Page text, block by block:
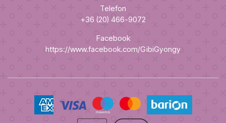
Telefon
+36 (20) 466-9072
Facebook
https://www.facebook.com/GibiGyongy